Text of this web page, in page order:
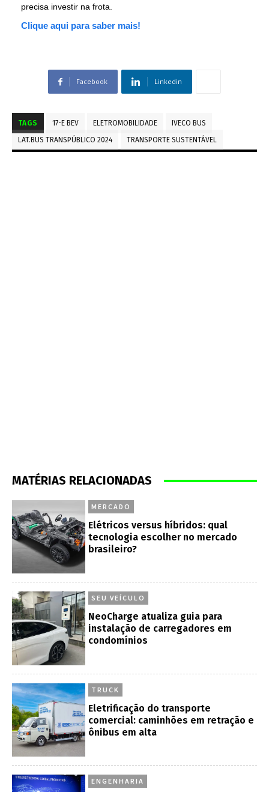
precisa investir na frota.
Clique aqui para saber mais!
Facebook Linkedin
TAGS 17-E BEV ELETROMOBILIDADE
IVECO BUS
LAT.BUS TRANSPÚBLICO 2024
TRANSPORTE SUSTENTÁVEL
MATÉRIAS RELACIONADAS
MERCADO
Elétricos versus híbridos: qual
tecnologia escolher no mercado
brasileiro?
SEU VEÍCULO
NeoCharge atualiza guia para
instalação de carregadores em
condomínios
TRUCK
Eletrificação do transporte
comercial: caminhões em retração e
ônibus em alta
ENGENHARIA